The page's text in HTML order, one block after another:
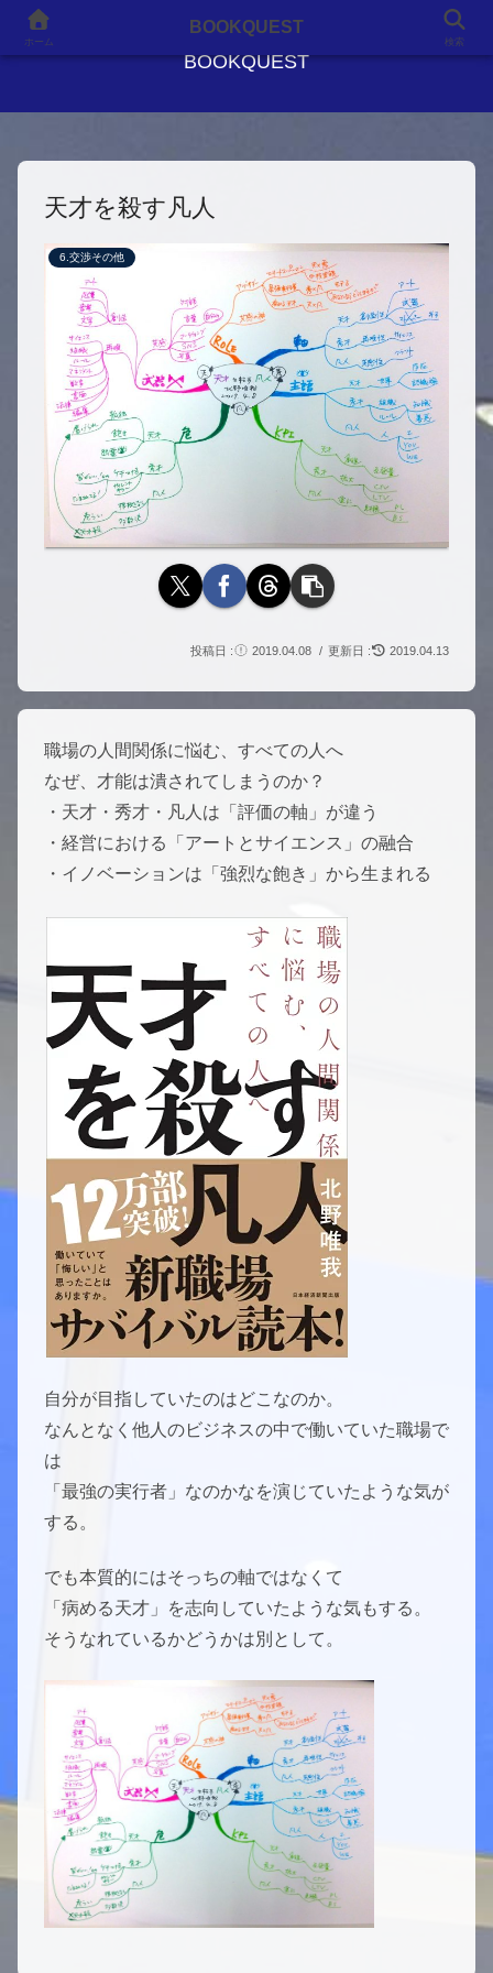
BOOKQUEST
天才を殺す凡人
6.交渉その他
2019.04.08 2019.04.13
職場の人間関係に悩む、すべての人へ
なぜ、才能は潰されてしまうのか？
・天才・秀才・凡人は「評価の軸」が違う
・経営における「アートとサイエンス」の融合
・イノベーションは「強烈な飽き」から生まれる
自分が目指していたのはどこなのか。
なんとなく他人のビジネスの中で働いていた職場で
は
「最強の実行者」なのかなを演じていたような気が
する。
でも本質的にはそっちの軸ではなくて
「病める天才」を志向していたような気もする。
そうなれているかどうかは別として。
ホーム
BOOKQUEST
検索